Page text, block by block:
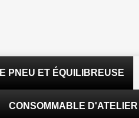
PNEU ET ÉQUILIBREUSE
CONSOMMABLE D'ATELIER